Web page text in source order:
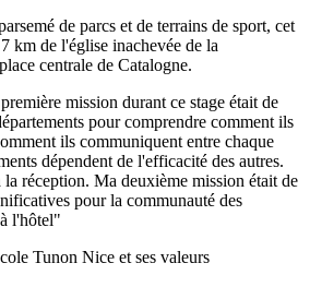
de parcs et de terrains de sport, cet
km de l'église inachevée de la
centrale de Catalogne.
mission durant ce stage était de
pour comprendre comment ils
ils communiquent entre chaque
dépendent de l'efficacité des autres.
la réception. Ma deuxième mission était de
pour la communauté des
l'hôtel"
Tunon Nice et ses valeurs